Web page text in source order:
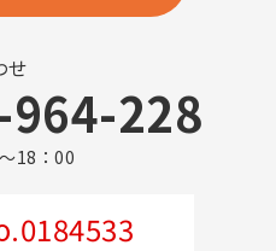
せ
228
18：00